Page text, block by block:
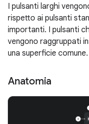
I pulsanti larghi
rispetto ai pulsanti
importanti. I pulsanti
vengono raggruppati
una superficie comune.
Anatomia